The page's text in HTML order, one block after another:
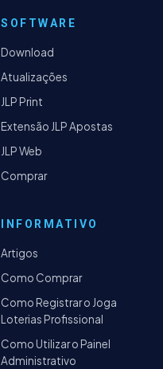
SOFTWARE
Download
Atualizações
JLP Print
Extensão JLP Apostas
JLP Web
Comprar
INFORMATIVO
Artigos
Como Comprar
Como Registrar o Joga
Loterias Profissional
Como Utilizar o Painel
Administrativo